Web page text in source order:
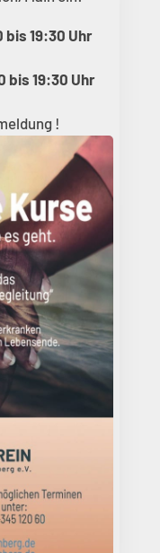
bis 19:30 Uhr
bis 19:30 Uhr
!